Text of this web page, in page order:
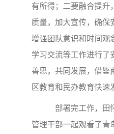
有所得；二要融合提升
质量，加大宣传，确保
增强团队意识和时间观
学习交流等工作进行了
善思，共同发展，借鉴
区教育和民办教育快速
部署完工作，田
管理干部一起观看了青